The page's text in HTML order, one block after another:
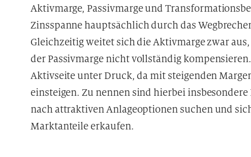
Aktivmarge, Passivmarge und
Zinsspanne hauptsächlich durch das
Gleichzeitig weitet sich die Aktivmarge zwar
der Passivmarge nicht vollständig
Aktivseite unter Druck, da mit steigenden
einsteigen. Zu nennen sind hierbei
nach attraktiven Anlageoptionen suchen und
Marktanteile erkaufen.